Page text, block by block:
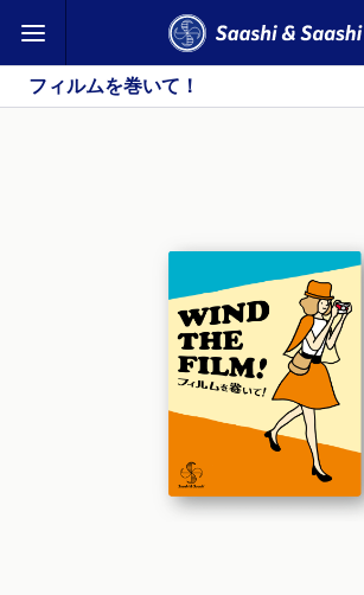
フィルムを巻いて！
フィルムを巻いて！ | Saashi & Saashi